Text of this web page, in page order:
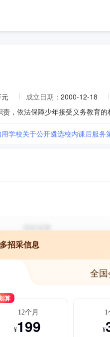
成立日期： 2000-12-18
，依法保障少年接受义务教育
学校关于公开遴选校内课后服务
招采信息
全
算
12个月
¥199
1
¥